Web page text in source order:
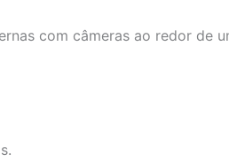
com câmeras ao redor de